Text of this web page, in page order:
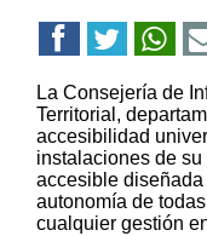
La Consejería de
Territorial,
accesibilidad
instalaciones de
accesible
autonomía de
cualquier gestión